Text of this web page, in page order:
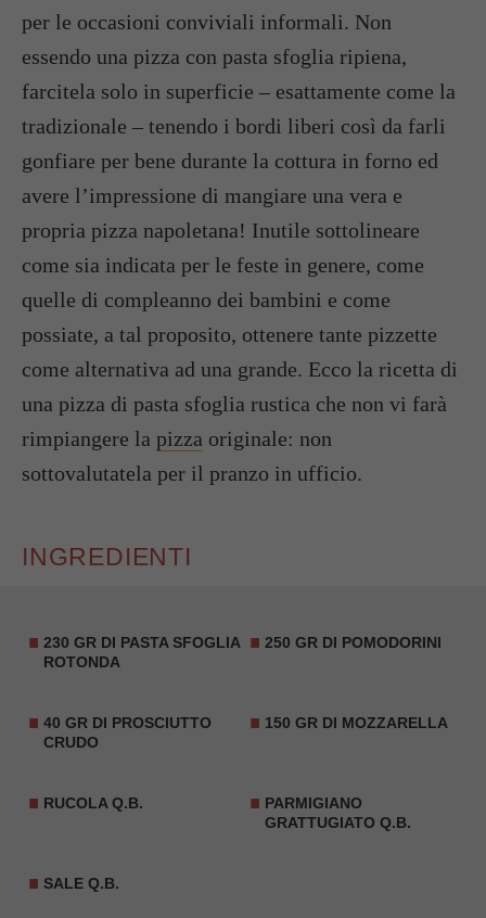
per le occasioni conviviali informali. Non
essendo una pizza con pasta sfoglia ripiena,
farcitela solo in superficie – esattamente come la
tradizionale – tenendo i bordi liberi così da farli
gonfiare per bene durante la cottura in forno ed
avere l’impressione di mangiare una vera e
propria pizza napoletana! Inutile sottolineare
come sia indicata per le feste in genere, come
quelle di compleanno dei bambini e come
possiate, a tal proposito, ottenere tante pizzette
come alternativa ad una grande. Ecco la ricetta di
una pizza di pasta sfoglia rustica che non vi farà
rimpiangere la pizza originale: non
sottovalutatela per il pranzo in ufficio.
INGREDIENTI
230 GR DI PASTA SFOGLIA
ROTONDA
250 GR DI POMODORINI
40 GR DI PROSCIUTTO
CRUDO
150 GR DI MOZZARELLA
RUCOLA Q.B.
PARMIGIANO
GRATTUGIATO Q.B.
SALE Q.B.